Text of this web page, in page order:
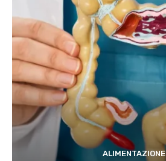
ALIMENTAZIONE